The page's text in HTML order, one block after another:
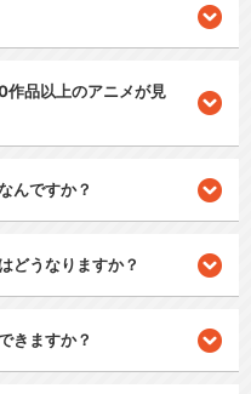
品以上のアニメが見
んですか？
どうなりますか？
きますか？